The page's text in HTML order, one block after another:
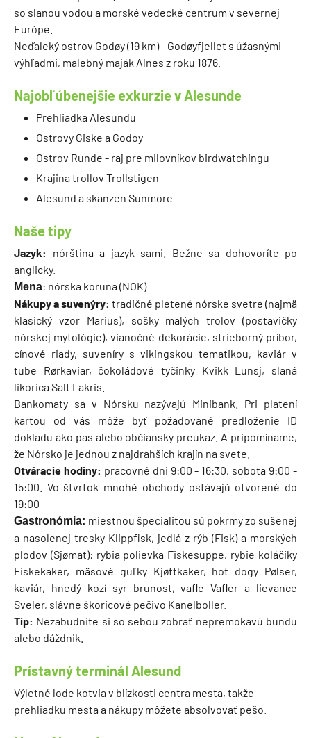
so slanou vodou a morské vedecké centrum v severnej
Európe.
Neďaleký ostrov Godøy (19 km) - Godøyfjellet s úžasnými
výhľadmi, malebný maják Alnes z roku 1876.
Najobľúbenejšie exkurzie v Alesunde
Prehliadka Alesundu
Ostrovy Giske a Godoy
Ostrov Runde - raj pre milovníkov birdwatchingu
Krajina trollov Trollstigen
Alesund a skanzen Sunmore
Naše tipy
Jazyk: nórština a jazyk sami. Bežne sa dohovoríte po
anglicky.
Mena: nórska koruna (NOK)
Nákupy a suvenýry: tradičné pletené nórske svetre (najmä
klasický vzor Marius), sošky malých trolov (postavičky
nórskej mytológie), vianočné dekorácie, strieborný príbor,
cínové riady, suveníry s vikingskou tematikou, kaviár v
tube Rørkaviar, čokoládové tyčinky Kvikk Lunsj, slaná
likorica Salt Lakris.
Bankomaty sa v Nórsku nazývajú Minibank. Pri platení
kartou od vás môže byť požadované predloženie ID
dokladu ako pas alebo občiansky preukaz. A pripomíname,
že Nórsko je jednou z najdrahších krajín na svete.
Otváracie hodiny: pracovné dni 9:00 - 16:30, sobota 9:00 -
15:00. Vo štvrtok mnohé obchody ostávajú otvorené do
19:00
Gastronómia: miestnou špecialitou sú pokrmy zo sušenej
a nasolenej tresky Klippfisk, jedlá z rýb (Fisk) a morských
plodov (Sjømat): rybia polievka Fiskesuppe, rybie koláčiky
Fiskekaker, mäsové guľky Kjøttkaker, hot dogy Pølser,
kaviár, hnedý kozí syr brunost, vafle Vafler a lievance
Sveler, slávne škoricové pečivo Kanelboller.
Tip: Nezabudnite si so sebou zobrať nepremokavú bundu
alebo dáždnik.
Prístavný terminál Alesund
Výletné lode kotvia v blízkosti centra mesta, takže
prehliadku mesta a nákupy môžete absolvovať pešo.